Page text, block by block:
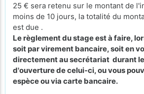
25 € sera retenu sur le montant de
moins de 10 jours, la totalité du
est due .
Le règlement du stage est à faire,
soit par virement bancaire, soit en
directement au secrétariat durant
d'ouverture de celui-ci, ou vous
espèce ou via carte bancaire.